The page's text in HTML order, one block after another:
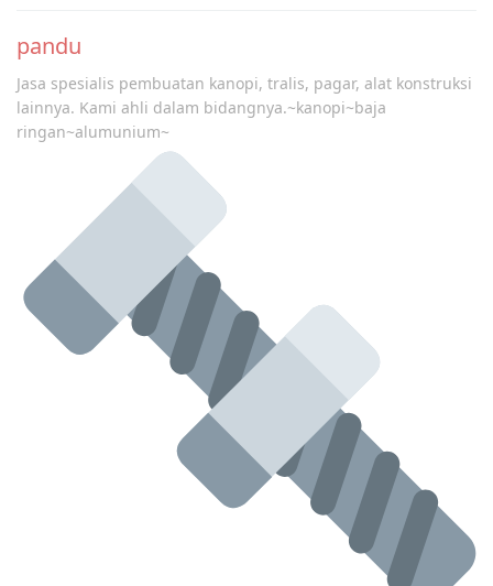
pandu
Jasa spesialis pembuatan kanopi, tralis, pagar, alat konstruksi
lainnya. Kami ahli dalam bidangnya.~kanopi~baja
ringan~alumunium~